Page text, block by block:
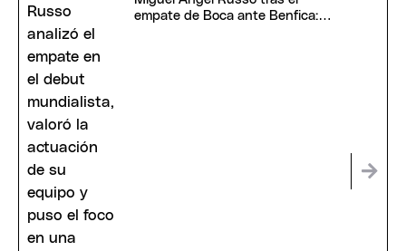
empate de Boca ante Benfica: